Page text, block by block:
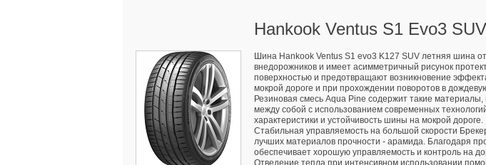
Hankook Ventus S1 Evo3
Шина Hankook Ventus S1 evo3 K127 SUV летняя шина
внедорожников и имеет асимметричный рисунок
поверхностью и предотвращают возникновение
мокрой дороге и при прохождении поворотов в
Резиновая смесь Aqua Pine содержит такие
между собой с использованием современных
характеристики и устойчивость шины на мокрой дороге.
Стабильная управляемость на большой скорости
лучших материалов прочности - арамида. Благодаря
обеспечивает хорошую управляемость и контроль на
Отведение тепла при интенсивном использовании